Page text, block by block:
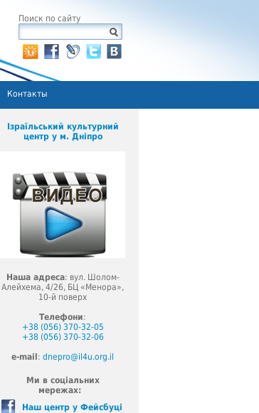
Поиск по сайту
Контакты
Ізраїльський культурний
центр у м. Дніпро
Наша адреса: вул. Шолом-
Алейхема, 4/26, БЦ «Менора»,
10-й поверх
Телефони:
+38 (056) 370-32-05
+38 (056) 370-32-06
e-mail : dnepro@il4u.org.il
Ми в соціальних
мережах:
Наш центр у Фейсбуці